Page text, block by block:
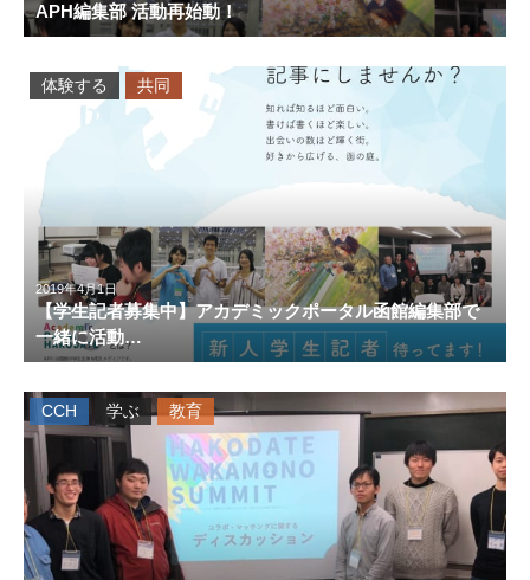
APH編集部 活動再始動！
2019年4月1日
【学生記者募集中】アカデミックポータル函館編集部で
一緒に活動…
体験する 共同
CCH 学ぶ 教育